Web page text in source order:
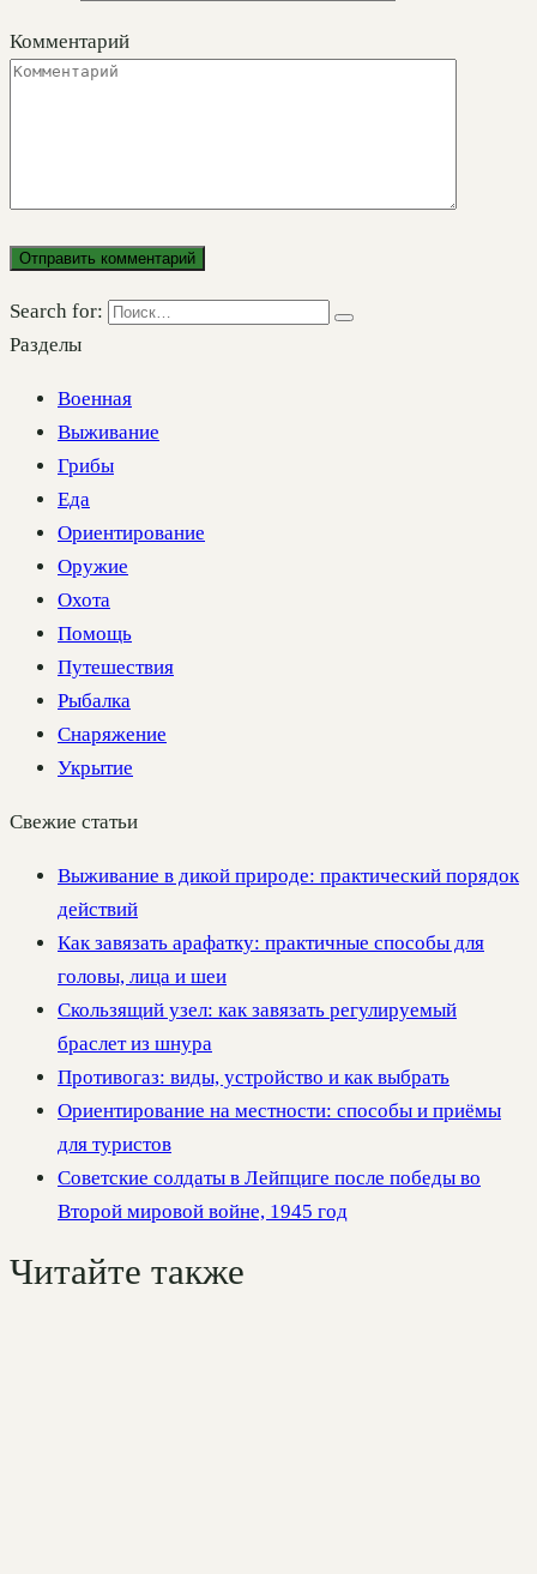
Комментарий
Search for:
Разделы
Военная
Выживание
Грибы
Еда
Ориентирование
Оружие
Охота
Помощь
Путешествия
Рыбалка
Снаряжение
Укрытие
Свежие статьи
Выживание в дикой природе: практический порядок
действий
Как завязать арафатку: практичные способы для
головы, лица и шеи
Скользящий узел: как завязать регулируемый
браслет из шнура
Противогаз: виды, устройство и как выбрать
Ориентирование на местности: способы и приёмы
для туристов
Советские солдаты в Лейпциге после победы во
Второй мировой войне, 1945 год
Читайте также